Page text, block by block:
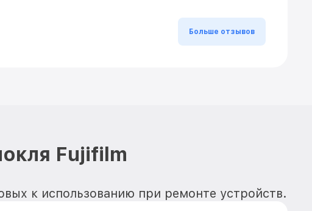
Больше отзывов
Fujifilm
к использованию при ремонте устройств.